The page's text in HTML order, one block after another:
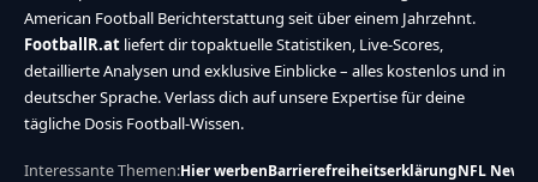
American Football Berichterstattung seit über einem Jahrzehnt.
FootballR.at liefert dir topaktuelle Statistiken, Live-Scores,
detaillierte Analysen und exklusive Einblicke – alles kostenlos und in
deutscher Sprache. Verlass dich auf unsere Expertise für deine
tägliche Dosis Football-Wissen.
Interessante Themen:Hier werbenBarrierefreiheitserklärungNFL News